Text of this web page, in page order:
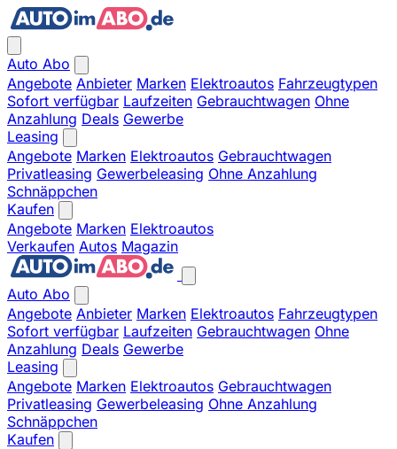
Auto Abo
Angebote Anbieter Marken Elektroautos Fahrzeugtypen
Sofort verfügbar Laufzeiten Gebrauchtwagen Ohne
Anzahlung Deals Gewerbe
Leasing
Angebote Marken Elektroautos Gebrauchtwagen
Privatleasing Gewerbeleasing Ohne Anzahlung
Schnäppchen
Kaufen
Angebote Marken Elektroautos
Verkaufen Autos Magazin
Auto Abo
Angebote Anbieter Marken Elektroautos Fahrzeugtypen
Sofort verfügbar Laufzeiten Gebrauchtwagen Ohne
Anzahlung Deals Gewerbe
Leasing
Angebote Marken Elektroautos Gebrauchtwagen
Privatleasing Gewerbeleasing Ohne Anzahlung
Schnäppchen
Kaufen